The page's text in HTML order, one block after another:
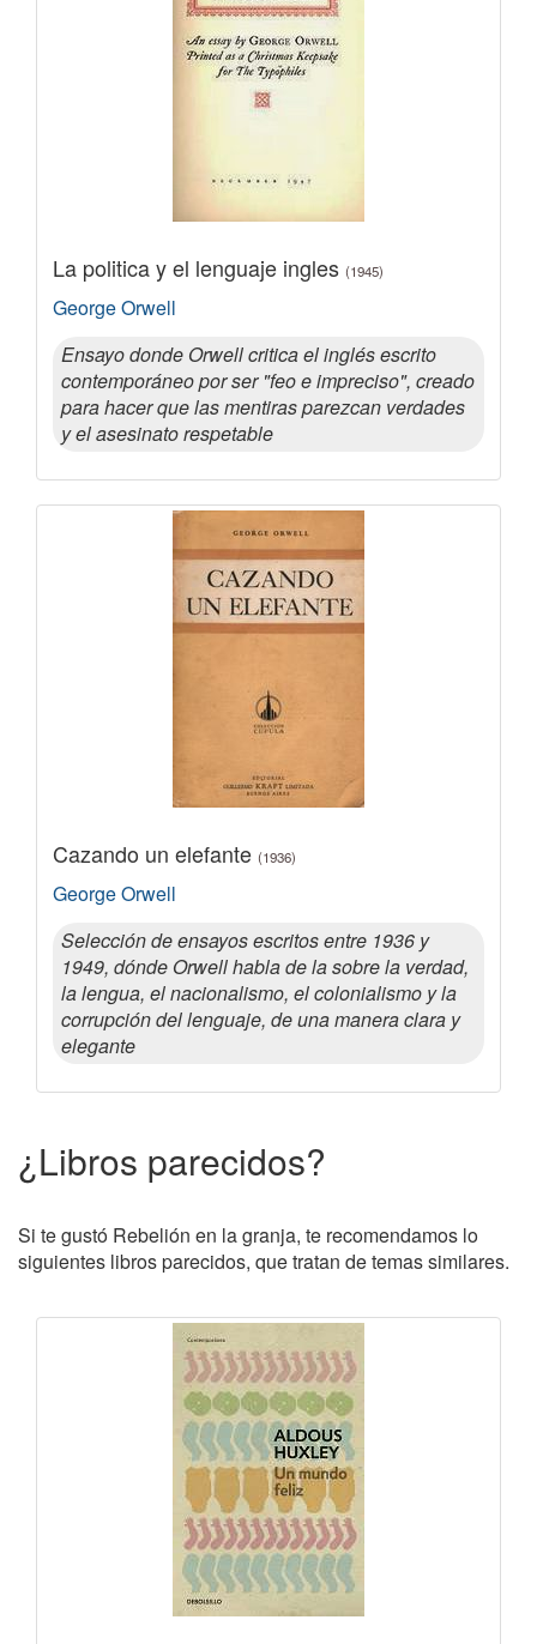
La politica y el lenguaje ingles (1945)
George Orwell
Ensayo donde Orwell critica el inglés escrito
contemporáneo por ser "feo e impreciso", creado
para hacer que las mentiras parezcan verdades
y el asesinato respetable
Cazando un elefante (1936)
George Orwell
Selección de ensayos escritos entre 1936 y
1949, dónde Orwell habla de la sobre la verdad,
la lengua, el nacionalismo, el colonialismo y la
corrupción del lenguaje, de una manera clara y
elegante
¿Libros parecidos?
Si te gustó Rebelión en la granja, te recomendamos lo
siguientes libros parecidos, que tratan de temas similares.